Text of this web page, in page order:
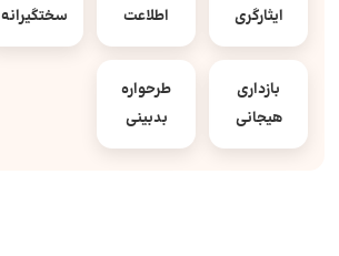
ایثارگری
اطلاعت
سختگیرانه
بازداری
هیجانی
طرحواره
بدبینی